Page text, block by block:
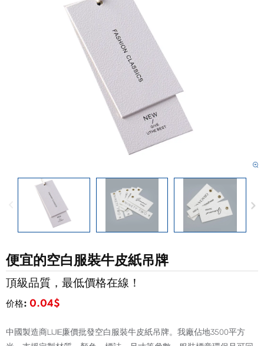
便宜的空白服裝牛皮紙吊牌
頂級品質，最低價格在線！
价格: 0.04$
中國製造商LIJIE廉價批發空白服裝牛皮紙吊牌。我廠佔地3500平方